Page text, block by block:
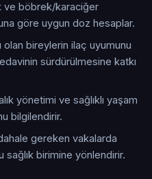
ve böbrek/karaciğer
göre uygun doz hesaplar.
olan bireylerin ilaç uyumunu
sürdürülmesine katkı
yönetimi ve sağlıklı yaşam
bilgilendirir.
gereken vakalarda
sağlık birimine yönlendirir.